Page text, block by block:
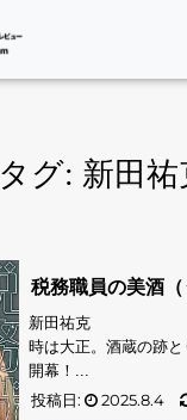
タグ: 新田祐
税務職員の美酒（
新田祐克
時は大正。酒蔵の跡
開幕！...
投稿日:
2025.8.4